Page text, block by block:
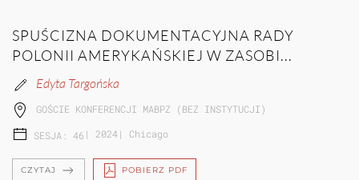
SPUŚCIZNA DOKUMENTACYJNA RADY
POLONII AMERYKAŃSKIEJ W ZASOBI...
Edyta Targońska
GOŚCIE KONFERENCJI MABPZ (BEZ INSTYTUCJI)
SESJA: 46 | 2024| Chicago
CZYTAJ POBIERZ PDF